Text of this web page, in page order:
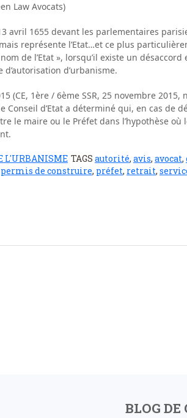
Law Avocats)
avril 1655 devant les parlementaires
représente l’Etat…et ce plus
de l’Etat », lorsqu’il existe un
d’urbanisme.
(CE, 1ère / 6ème SSR, 25 novembre 2015,
d’Etat a déterminé qui, en cas de
le maire ou le Préfet dans l’hypothèse où
L'URBANISME TAGS autorité, avis, avocat,
permis de construire, préfet, retrait,
BLOG DE